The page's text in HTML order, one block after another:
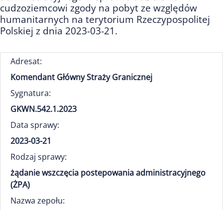
cudzoziemcowi zgody na pobyt ze względów
humanitarnych na terytorium Rzeczypospolitej
Polskiej z dnia 2023-03-21.
Adresat:
Komendant Główny Straży Granicznej
Sygnatura:
GKWN.542.1.2023
Data sprawy:
2023-03-21
Rodzaj sprawy:
żądanie wszczęcia postepowania administracyjnego
(ŻPA)
Nazwa zepołu: